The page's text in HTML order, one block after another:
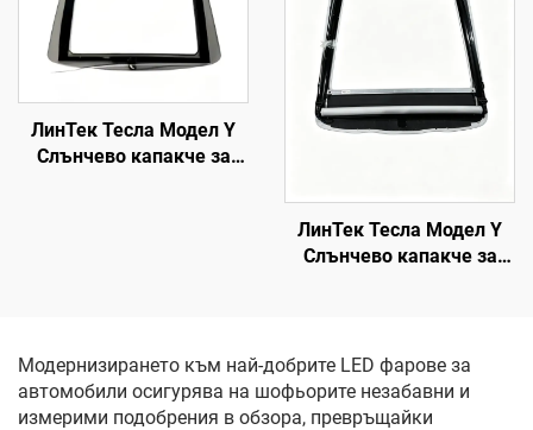
ЛинТек Тесла Модел Y
Слънчево капакче за
ЛинТек Тесла Модел Y
Слънчево капакче за
ослепяване и
ултравиолетови лъчи
Модернизирането към най-добрите LED фарове за
автомобили осигурява на шофьорите незабавни и
измерими подобрения в обзора, превръщайки